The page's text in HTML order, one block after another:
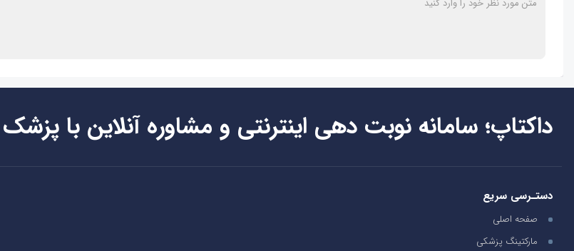
داکتاپ؛ سامانه نوبت دهی اینترنتی و مشاوره آنلاین با پزشک
دستـرسی سریع
صفحه اصلی
مارکتینگ پزشکی